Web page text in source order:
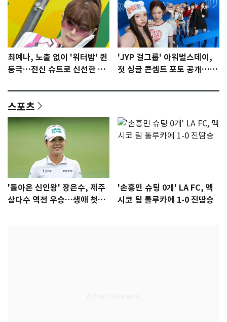
최예나, 노출 없이 '워터밤' 퀸
등극…전신 슈트로 신선한 충
'JYP 걸그룹' 아워벌스데이,
첫 싱글 콘셉트 포토 공개…청
스포츠
'돌아온 신인왕' 장은수, 제주
삼다수 역전 우승…생애 첫승
'손흥민 슈팅 0개' LA FC, 멕
시코 팀 톨루카에 1-0 진땀승